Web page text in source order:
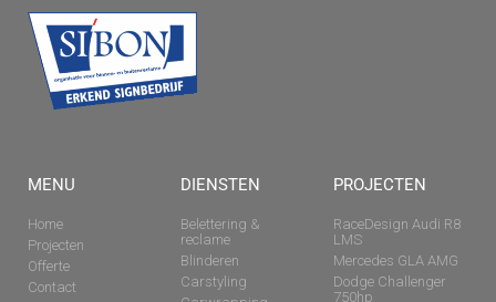
MENU
Home
Projecten
Offerte
Contact
DIENSTEN
Belettering &
reclame
Blinderen
Carstyling
PROJECTEN
RaceDesign Audi R8
LMS
Mercedes GLA AMG
Dodge Challenger
750hp